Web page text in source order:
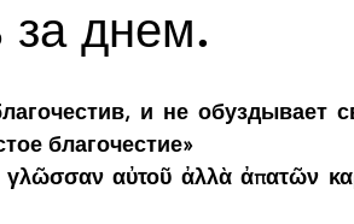
за днем.
и не обуздывает
благочестие»
γλῶσσαν αὐτοῦ ἀλλὰ ἀπατῶν